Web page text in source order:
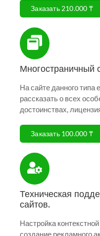
Заказать 210.000 ₸
Многостраничный
На сайте данного типа
рассказать о всех
достоинствах,
Заказать 100.000 ₸
Техническая
сайтов.
Настройка
создание рекламного